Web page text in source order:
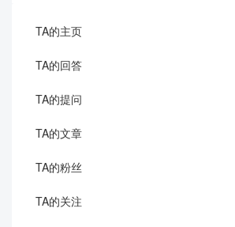
TA的主页
TA的回答
TA的提问
TA的文章
TA的粉丝
TA的关注